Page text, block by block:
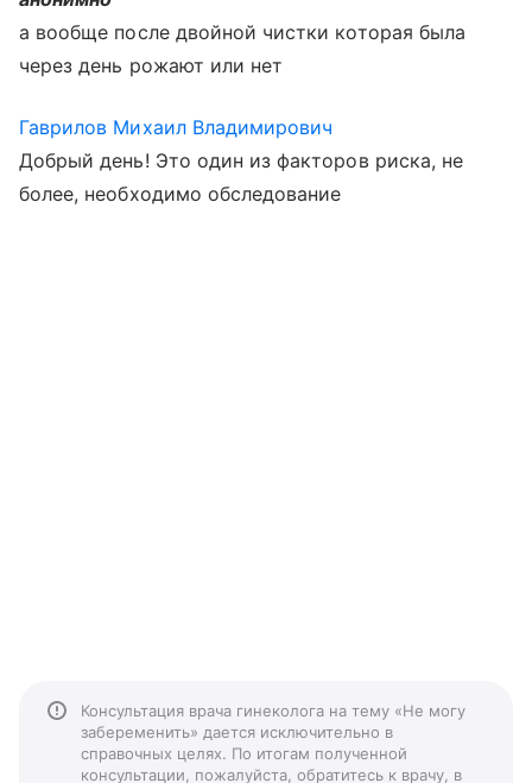
а вообще после двойной чистки которая была
через день рожают или нет
Гаврилов Михаил Владимирович
Добрый день! Это один из факторов риска, не
более, необходимо обследование
Консультация врача гинеколога на тему «Не могу
забеременить» дается исключительно в
справочных целях. По итогам полученной
консультации, пожалуйста, обратитесь к врачу, в